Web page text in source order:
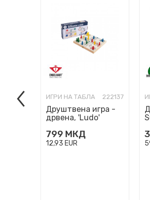
ИГРИ НА ТАБЛА 222137
Друштвена игра -
дрвена, 'Ludo'
799 МКД
12,93 EUR